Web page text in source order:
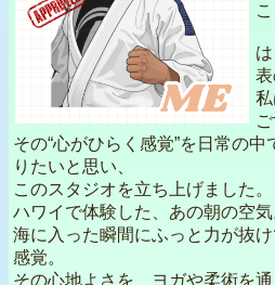
表
その“心がひらく感覚”を日常の中
りたいと思い、
このスタジオを立ち上げました。
ハワイで体験した、あの朝の空気
海に入った瞬間にふっと力が抜
感覚。
その心地よさを、ヨガや柔術を